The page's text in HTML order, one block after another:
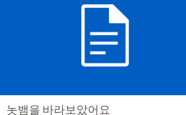
놋뱀을 바라보았어요